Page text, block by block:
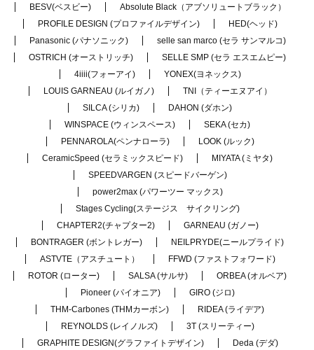
BESV(ベスビー)
Absolute Black（アブソリュートブラック）
PROFILE DESIGN (プロファイルデザイン)
HED(ヘッド)
Panasonic (パナソニック)
selle san marco (セラ サンマルコ)
OSTRICH (オーストリッチ)
SELLE SMP (セラ エスエムピー)
4iiii(フォーアイ)
YONEX(ヨネックス)
LOUIS GARNEAU (ルイガノ)
TNI（ティーエヌアイ）
SILCA (シリカ)
DAHON (ダホン)
WINSPACE (ウィンスペース)
SEKA (セカ)
PENNAROLA(ペンナローラ)
LOOK (ルック)
CeramicSpeed (セラミックスピード)
MIYATA (ミヤタ)
SPEEDVARGEN (スピードバーゲン)
power2max (パワーツー マックス)
Stages Cycling(ステージス サイクリング)
CHAPTER2(チャプター2)
GARNEAU (ガノー)
BONTRAGER (ボントレガー)
NEILPRYDE(ニールプライド)
ASTVTE（アスチュート）
FFWD (ファストフォワード)
ROTOR (ローター)
SALSA (サルサ)
ORBEA (オルベア)
Pioneer (パイオニア)
GIRO (ジロ)
THM-Carbones (THMカーボン)
RIDEA (ライデア)
REYNOLDS (レイノルズ)
3T (スリーティー)
GRAPHITE DESIGN(グラファイトデザイン)
Deda (デダ)